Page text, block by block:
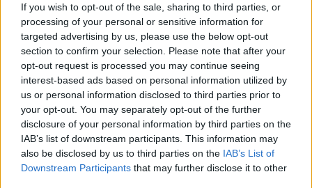
If you wish to opt-out of the sale, sharing to third parties, or
processing of your personal or sensitive information for
targeted advertising by us, please use the below opt-out
section to confirm your selection. Please note that after your
opt-out request is processed you may continue seeing
interest-based ads based on personal information utilized by
us or personal information disclosed to third parties prior to
your opt-out. You may separately opt-out of the further
disclosure of your personal information by third parties on the
IAB’s list of downstream participants. This information may
also be disclosed by us to third parties on the IAB’s List of
Downstream Participants that may further disclose it to other
Prevenció
Hírek
Videók
Kisállatok egészsége
#allergia#influenza#cukorbetegség
#orvosmeteorológia#vérnyomás#stroke#rákbetegség
#pajzsmirigy #reflux#ekcéma #herpesz
Regisztráció